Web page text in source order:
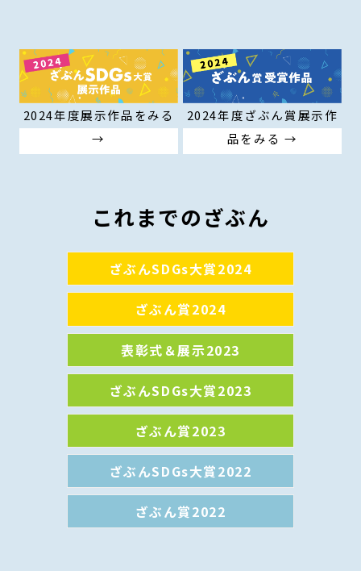
2024年度展示作品をみる
→
2024年度ざぶん賞展示作
品をみる →
これまでのざぶん
ざぶんSDGs大賞2024
ざぶん賞2024
表彰式＆展示2023
ざぶんSDGs大賞2023
ざぶん賞2023
ざぶんSDGs大賞2022
ざぶん賞2022